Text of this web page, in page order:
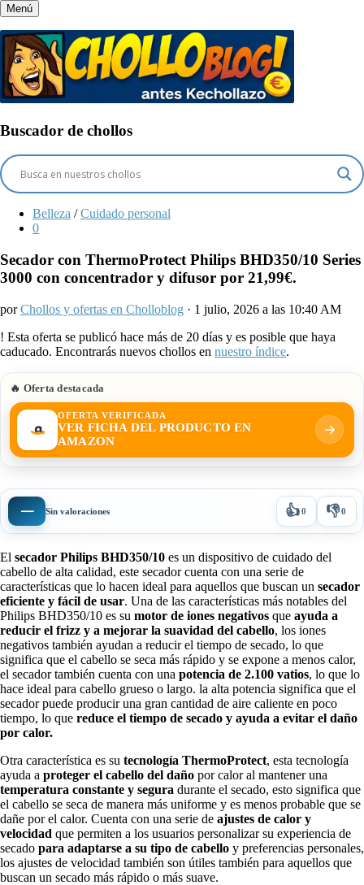
Menú
Buscador de chollos
Belleza / Cuidado personal
0
Secador con ThermoProtect Philips BHD350/10 Series
3000 con concentrador y difusor por 21,99€.
porChollos y ofertas en Cholloblog · 1 julio, 2026 a las 10:40 AM
! Esta oferta se publicó hace más de 20 días y es posible que haya
caducado. Encontrarás nuevos chollos en nuestro índice.
🔥 Oferta destacada
OFERTA VERIFICADA
VER FICHA DEL PRODUCTO EN
AMAZON
— Sin valoraciones 👍0 👎0
El secador Philips BHD350/10 es un dispositivo de cuidado del
cabello de alta calidad, este secador cuenta con una serie de
características que lo hacen ideal para aquellos que buscan un secador
eficiente y fácil de usar. Una de las características más notables del
Philips BHD350/10 es su motor de iones negativos que ayuda a
reducir el frizz y a mejorar la suavidad del cabello, los iones
negativos también ayudan a reducir el tiempo de secado, lo que
significa que el cabello se seca más rápido y se expone a menos calor,
el secador también cuenta con una potencia de 2.100 vatios, lo que lo
hace ideal para cabello grueso o largo. la alta potencia significa que el
secador puede producir una gran cantidad de aire caliente en poco
tiempo, lo que reduce el tiempo de secado y ayuda a evitar el daño
por calor.
Otra característica es su tecnología ThermoProtect, esta tecnología
ayuda a proteger el cabello del daño por calor al mantener una
temperatura constante y segura durante el secado, esto significa que
el cabello se seca de manera más uniforme y es menos probable que se
dañe por el calor. Cuenta con una serie de ajustes de calor y
velocidad que permiten a los usuarios personalizar su experiencia de
secado para adaptarse a su tipo de cabello y preferencias personales,
los ajustes de velocidad también son útiles también para aquellos que
buscan un secado más rápido o más suave.